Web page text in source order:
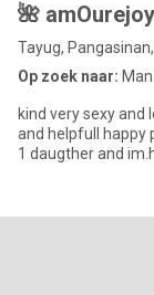
🌺
Tayug,
Op zoek naar:
kind very sexy and
and helpfull happy
1 daugther and